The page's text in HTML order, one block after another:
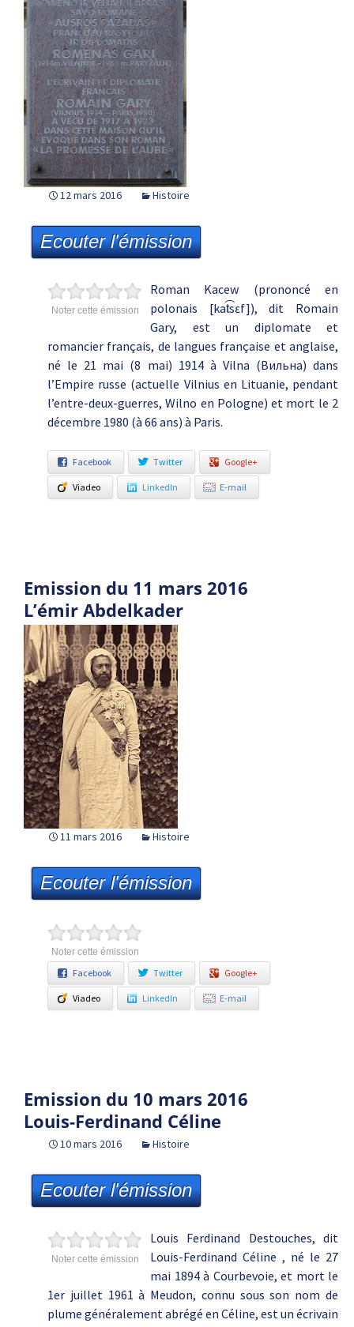
12 mars 2016 Histoire
Ecouter l'émission
Noter cette émission
Roman Kacew (prononcé en
polonais [kat͡sɛf]), dit Romain
Gary, est un diplomate et
romancier français, de langues française et anglaise,
né le 21 mai (8 mai) 1914 à Vilna (Bильнa) dans
l’Empire russe (actuelle Vilnius en Lituanie, pendant
l’entre-deux-guerres, Wilno en Pologne) et mort le 2
décembre 1980 (à 66 ans) à Paris.
Facebook Twitter Google+
Viadeo LinkedIn E-mail
Emission du 11 mars 2016
L’émir Abdelkader
11 mars 2016 Histoire
Ecouter l'émission
Noter cette émission
Facebook Twitter Google+
Viadeo LinkedIn E-mail
Emission du 10 mars 2016
Louis-Ferdinand Céline
10 mars 2016 Histoire
Ecouter l'émission
Noter cette émission
Louis Ferdinand Destouches, dit
Louis-Ferdinand Céline , né le 27
mai 1894 à Courbevoie, et mort le
1er juillet 1961 à Meudon, connu sous son nom de
plume généralement abrégé en Céline, est un écrivain